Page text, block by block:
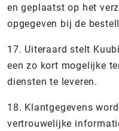
en geplaatst op het
opgegeven bij de
17. Uiteraard stelt
een zo kort mogelijke
diensten te leveren.
18. Klantgegevens
vertrouwelijke